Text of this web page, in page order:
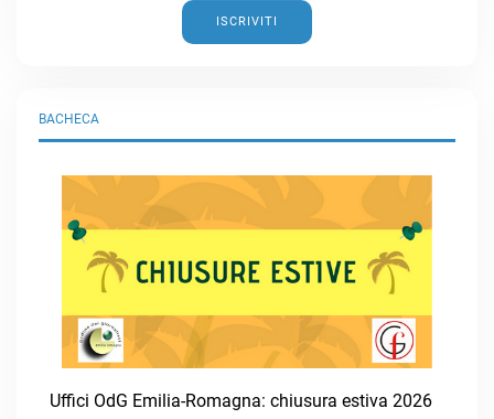
BACHECA
Uffici OdG Emilia-Romagna: chiusura estiva 2026
ISCRIVITI